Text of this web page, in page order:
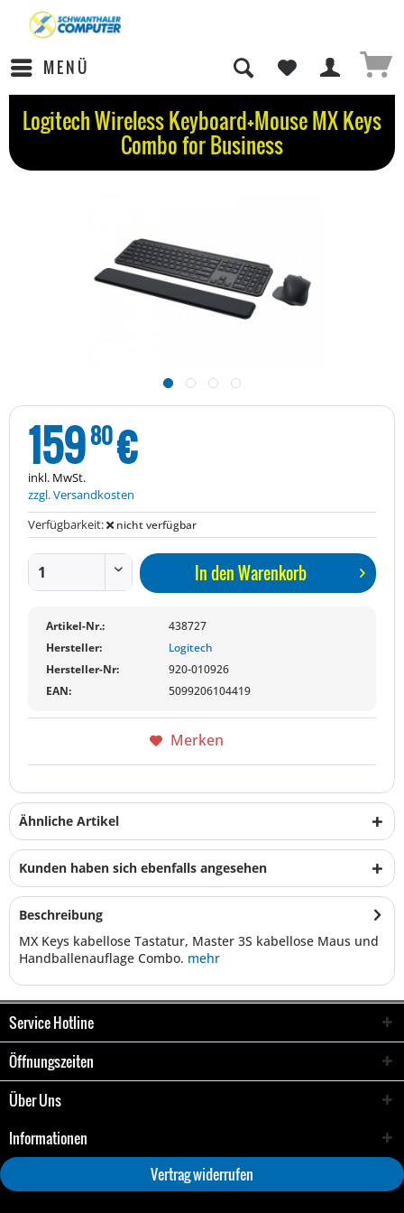
MENÜ
Logitech Wireless Keyboard+Mouse MX Keys
Combo for Business
15980€
inkl. MwSt.
zzgl. Versandkosten
Verfügbarkeit:
nicht verfügbar
In denWarenkorb
Artikel-Nr.:
438727
Hersteller:
Logitech
Hersteller-Nr:
920-010926
EAN:
5099206104419
Merken
Ähnliche Artikel
Kunden haben sich ebenfalls angesehen
Beschreibung
MX Keys kabellose Tastatur, Master 3S kabellose Maus und
Handballenauflage Combo. mehr
Service Hotline
Öffnungszeiten
Über Uns
Informationen
Vertrag widerrufen